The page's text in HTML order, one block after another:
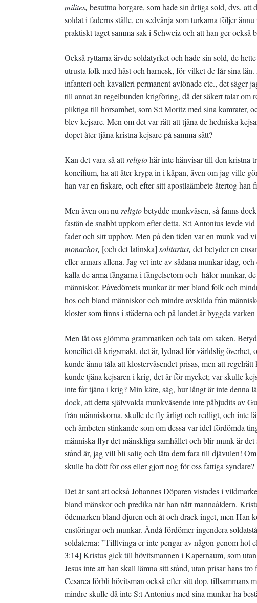
milites, besuttna borgare, som hade sin årliga sold, dvs.
soldat i faderns ställe, en sedvänja som turkarna följer
praktiskt taget samma sak i Schweiz och att han ger också
Också ryttarna ärvde soldatyrket och hade sin sold, de hette
utrusta folk med häst och harnesk, för vilket de får sina
infanteri och kavalleri permanent avlönade etc., det säger
till annat än regelbunden krigföring, då det säkert talar
pliktiga till hörsamhet, som S:t Moritz med sina kamrater,
blev kejsare. Men om det var rätt att tjäna de hedniska
dopet åter tjäna kristna kejsare på samma sätt?
Kan det vara så attreligiohär inte hänvisar till den kristna
koncilium, ha att åter krypa in i kåpan, även om jag ville
han var en fiskare, och efter sitt apostlaämbete återtog
Men även om nu religiobetydde munkväsen, så fanns
fastän de snabbt uppkom efter detta. S:t Antonius levde
fader och sitt upphov. Men på den tiden var en munk vad
monachos, [och det latinska] solitarius, det betyder en
eller annars allena. Jag vet inte av sådana munkar idag,
kalla de arma fångarna i fängelsetorn och -hålor munkar,
människor. Påvedömets munkar är mer bland folk och
hos och bland människor och mindre avskilda från
kloster som finns i städerna och på landet är byggda
Men låt oss glömma grammatiken och tala om saken.
konciliet då krigsmakt, det är, lydnad för världslig överhet,
kunde ännu tåla att klosterväsendet prisas, men att
kunde tjäna kejsaren i krig, det är för mycket; var skulle
inte får tjäna i krig? Min käre, säg, hur långt är inte denna
dock, att detta självvalda munkväsende inte påbjudits av
från människorna, skulle de fly ärligt och redligt, och inte
och ämbeten stinkande som om dessa var idel fördömda
människa flyr det mänskliga samhället och blir munk är
stånd är, jag vill bli salig och låta dem fara till djävulen!
skulle ha dött för oss eller gjort nog för oss fattiga
Det är sant att också Johannes Döparen vistades i
bland mänskor och predika när han nått mannaåldern.
ödemarken bland djuren och åt och drack inget, men
enstöringar och munkar. Ändå fördömer ingendera
soldaterna: ”Tilltvinga er inte pengar av någon genom hot
3:14] Kristus gick till hövitsmannen i Kapernaum, som
Jesus inte att han skall lämna sitt stånd, utan prisar hans
Cesarea förbli hövitsman också efter sitt dop, tillsammans
mindre skulle då inte S:t Antonius med sina munkar ha